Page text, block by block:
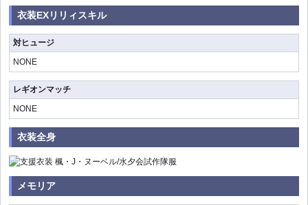
衣装EXリリィスキル
対ヒュージ
NONE
レギオンマッチ
NONE
衣装全身
メモリア